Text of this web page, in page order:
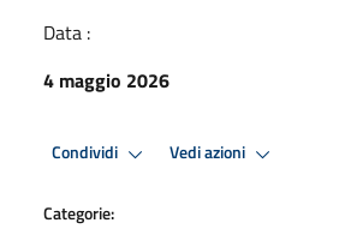
Data :
4 maggio 2026
Condividi Vedi azioni
Categorie: